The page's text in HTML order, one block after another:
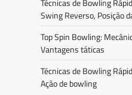
Técnicas de Bowling
Swing Reverso, Posição
Top Spin Bowling:
Vantagens táticas
Técnicas de Bowling
Ação de bowling